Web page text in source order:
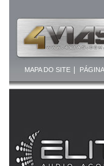
MAPA DO SITE|